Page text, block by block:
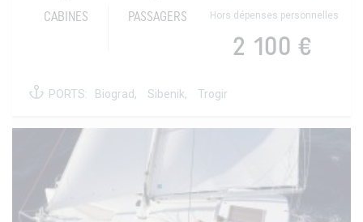
CABINES PASSAGERS Hors dépenses personnelles
2 100 €
PORTS: Biograd, Sibenik, Trogir